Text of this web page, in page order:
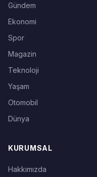
Gündem
Ekonomi
Spor
Magazin
Teknoloji
Yaşam
Otomobil
Dünya
KURUMSAL
Hakkımızda